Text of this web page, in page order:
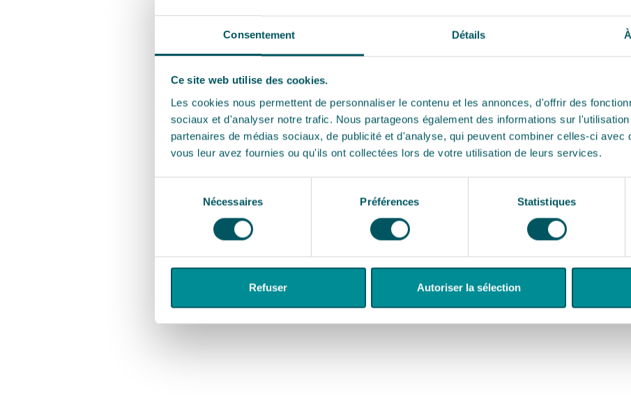
Consentement Détails
Ce site web utilise des cookies.
Les cookies nous permettent de personnaliser le contenu et les annonces, d'offrir des
sociaux et d'analyser notre trafic. Nous partageons également des informations sur
partenaires de médias sociaux, de publicité et d'analyse, qui peuvent combiner celles-ci avec
vous leur avez fournies ou qu'ils ont collectées lors de votre utilisation de leurs services.
consentement
Nécessaires Préférences Statistiques
Refuser Autoriser la sélection